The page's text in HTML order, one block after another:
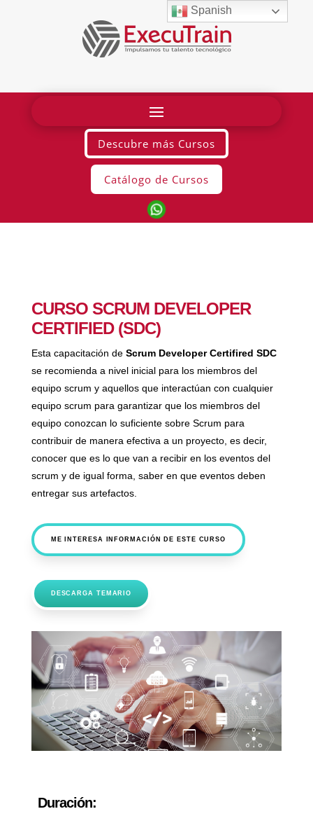
Descubre más Cursos
Catálogo de Cursos
CURSO SCRUM DEVELOPER
CERTIFIED (SDC)
Esta capacitación de Scrum Developer Certifired SDC
se recomienda a nivel inicial para los miembros del
equipo scrum y aquellos que interactúan con cualquier
equipo scrum para garantizar que los miembros del
equipo conozcan lo suficiente sobre Scrum para
contribuir de manera efectiva a un proyecto, es decir,
conocer que es lo que van a recibir en los eventos del
scrum y de igual forma, saber en que eventos deben
entregar sus artefactos.
ME INTERESA INFORMACIÓN DE ESTE CURSO
DESCARGA TEMARIO
Duración:
Spanish